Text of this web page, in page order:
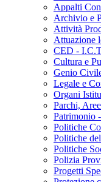
Appalti
Archivio e
Attività
Attuazione
CED -
Cultura e
Genio
Legale e
Organi
Parchi,
Patrimonio
Politiche
Politiche
Politiche
Polizia
Progetti